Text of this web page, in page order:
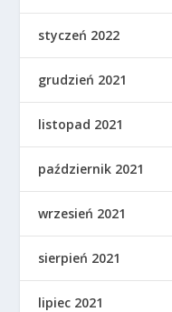
styczeń 2022
grudzień 2021
listopad 2021
październik 2021
wrzesień 2021
sierpień 2021
lipiec 2021